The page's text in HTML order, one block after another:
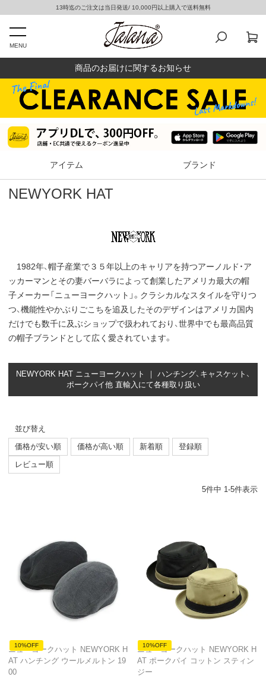
13時迄のご注文は当日発送/ 10,000円以上購入で送料無料
MENU
商品のお届けに関するお知らせ
アイテム ブランド
NEWYORK HAT
1982年、帽子産業で３５年以上のキャリアを持つアーノルド・ア
ッカーマンとその妻バーバラによって創業したアメリカ最大の帽
子メーカー「ニューヨークハット」。クラシカルなスタイルを守りつ
つ、機能性やかぶりごこちを追及したそのデザインはアメリカ国内
だけでも数千に及ぶショップで扱われており、世界中でも最高品質
の帽子ブランドとして広く愛されています。
NEWYORK HAT ニューヨークハット ｜ ハンチング、キャスケット、
ポークパイ他 直輸入にて各種取り扱い
並び替え
価格が安い順
価格が高い順 新着順
登録順
レビュー順
5件中 1 -5件表示
10%OFF
ニューヨークハット NEWYORK H
AT ハンチング ウールメルトン 19
00
10%OFF
ニューヨークハット NEWYORK H
AT ポークパイ コットン スティン
ジー